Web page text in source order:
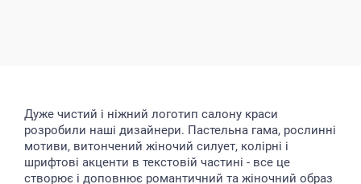
Дуже чистий і ніжний логотип салону краси
розробили наші дизайнери. Пастельна гама, рослинні
мотиви, витончений жіночий силует, колірні і
шрифтові акценти в текстовій частині - все це
створює і доповнює романтичний та жіночний образ